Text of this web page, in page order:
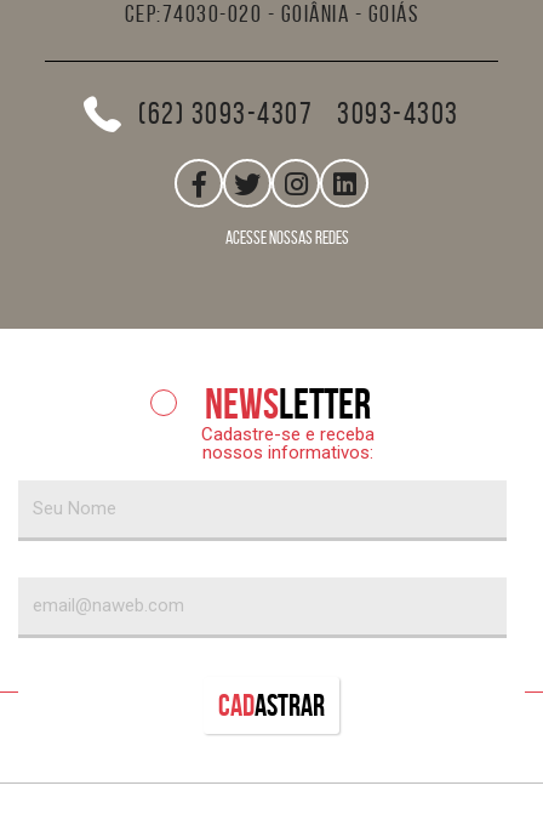
CEP:74030-020 - Goiânia - Goiás
(62) 3093-4307 3093-4303
acesse nossas redes
Newsletter
Cadastre-se e receba
nossos informativos:
Cadastrar